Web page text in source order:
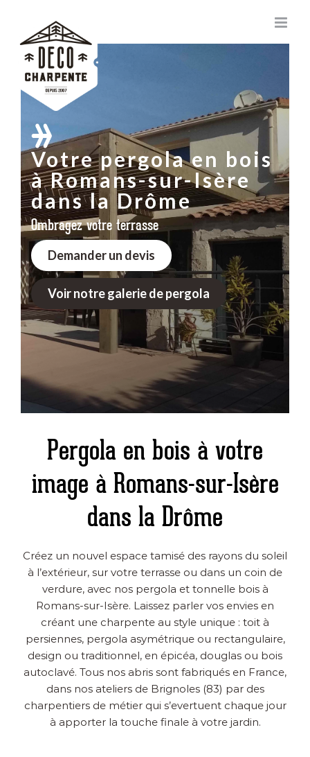
contenu
Votre pergola en bois
à Romans-sur-Isère
dans la Drôme
Ombragez votre terrasse
Demander un devis
Voir notre galerie de pergola
Pergola en bois à votre
image à Romans-sur-Isère
dans la Drôme
Créez un nouvel espace tamisé des rayons du soleil
à l’extérieur, sur votre terrasse ou dans un coin de
verdure, avec nos pergola et tonnelle bois à
Romans-sur-Isère. Laissez parler vos envies en
créant une charpente au style unique : toit à
persiennes, pergola asymétrique ou rectangulaire,
design ou traditionnel, en épicéa, douglas ou bois
autoclavé. Tous nos abris sont fabriqués en France,
dans nos ateliers de Brignoles (83) par des
charpentiers de métier qui s’evertuent chaque jour
à apporter la touche finale à votre jardin.